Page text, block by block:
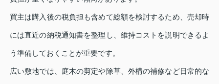
買主は購入後の税負担も含めて総額を検討するため、売却時
には直近の納税通知書を整理し、維持コストを説明できるよ
う準備しておくことが重要です。
広い敷地では、庭木の剪定や除草、外構の補修など日常的な